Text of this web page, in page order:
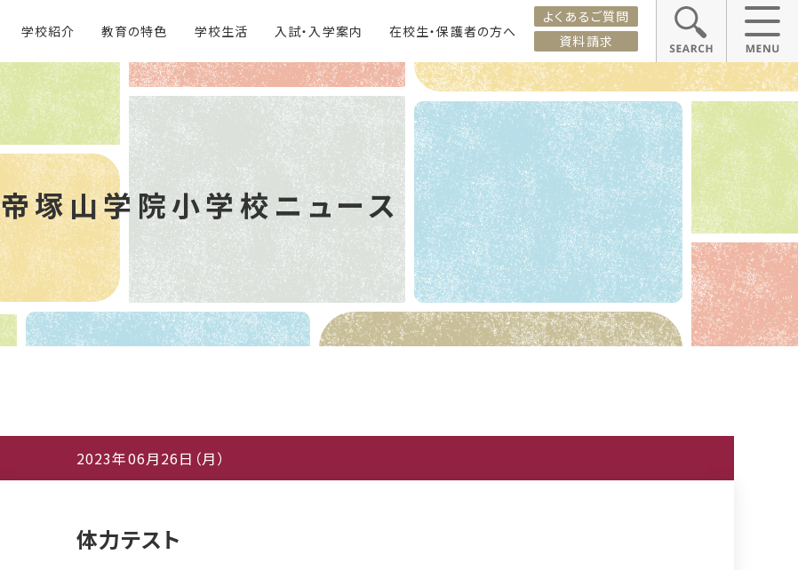
学校紹介 教育の特色 学校生活 入試・入学案内 在校生・保護者の方へ
よくあるご質問
資料請求
帝塚山学院小学校ニュース
2023年06月26日（月）
体力テスト